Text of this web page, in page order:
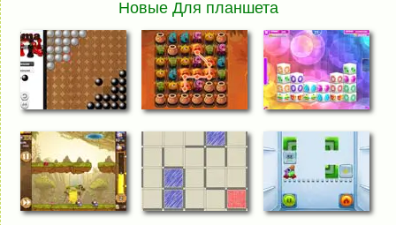
Новые Для планшета